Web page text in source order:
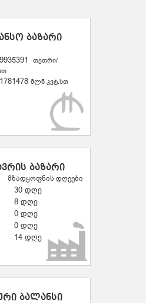
ბაზარი
თეთრი/
მლნ კვტ.სთ
ბაზარი
მზადყოფნის დღეები
30 დღე
8 დღე
0 დღე
0 დღე
14 დღე
ბალანსი